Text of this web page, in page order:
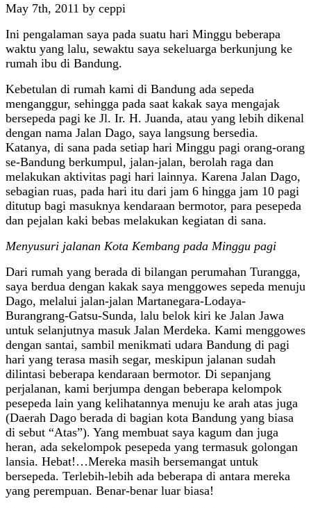
May 7th, 2011 by ceppi
Ini pengalaman saya pada suatu hari Minggu beberapa
waktu yang lalu, sewaktu saya sekeluarga berkunjung ke
rumah ibu di Bandung.
Kebetulan di rumah kami di Bandung ada sepeda
menganggur, sehingga pada saat kakak saya mengajak
bersepeda pagi ke Jl. Ir. H. Juanda, atau yang lebih dikenal
dengan nama Jalan Dago, saya langsung bersedia.
Katanya, di sana pada setiap hari Minggu pagi orang-orang
se-Bandung berkumpul, jalan-jalan, berolah raga dan
melakukan aktivitas pagi hari lainnya. Karena Jalan Dago,
sebagian ruas, pada hari itu dari jam 6 hingga jam 10 pagi
ditutup bagi masuknya kendaraan bermotor, para pesepeda
dan pejalan kaki bebas melakukan kegiatan di sana.
Menyusuri jalanan Kota Kembang pada Minggu pagi
Dari rumah yang berada di bilangan perumahan Turangga,
saya berdua dengan kakak saya menggowes sepeda menuju
Dago, melalui jalan-jalan Martanegara-Lodaya-
Burangrang-Gatsu-Sunda, lalu belok kiri ke Jalan Jawa
untuk selanjutnya masuk Jalan Merdeka. Kami menggowes
dengan santai, sambil menikmati udara Bandung di pagi
hari yang terasa masih segar, meskipun jalanan sudah
dilintasi beberapa kendaraan bermotor. Di sepanjang
perjalanan, kami berjumpa dengan beberapa kelompok
pesepeda lain yang kelihatannya menuju ke arah atas juga
(Daerah Dago berada di bagian kota Bandung yang biasa
di sebut “Atas”). Yang membuat saya kagum dan juga
heran, ada sekelompok pesepeda yang termasuk golongan
lansia. Hebat!…Mereka masih bersemangat untuk
bersepeda. Terlebih-lebih ada beberapa di antara mereka
yang perempuan. Benar-benar luar biasa!